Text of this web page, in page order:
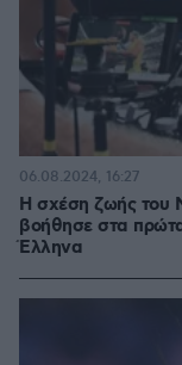
Η σχέση ζωής του
βοήθησε στα
Έλληνα
06.08.2024, 16:27